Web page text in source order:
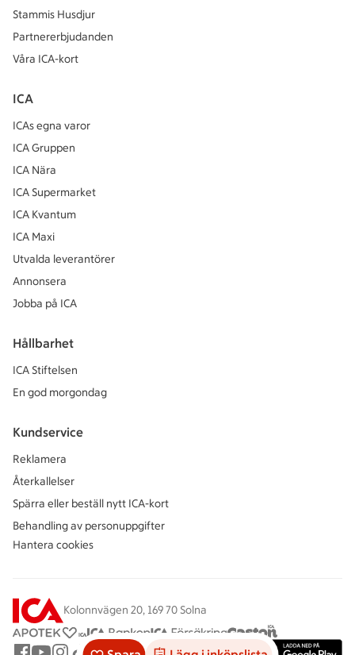
Stammis Husdjur
Partnererbjudanden
Våra ICA-kort
ICA
ICAs egna varor
ICA Gruppen
ICA Nära
ICA Supermarket
ICA Kvantum
ICA Maxi
Utvalda leverantörer
Annonsera
Jobba på ICA
Hållbarhet
ICA Stiftelsen
En god morgondag
Kundservice
Reklamera
Återkallelser
Spärra eller beställ nytt ICA-kort
Behandling av personuppgifter
Hantera cookies
Kolonnvägen 20, 169 70 Solna